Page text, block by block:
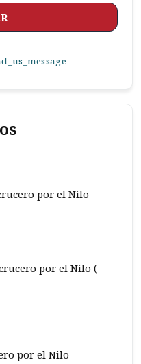
por el Nilo
por el Nilo (
por el Nilo